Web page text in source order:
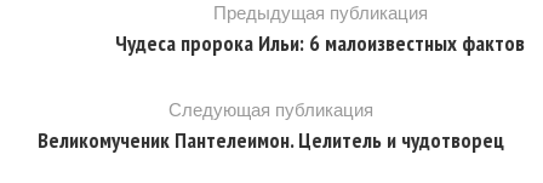
Предыдущая публикация
Чудеса пророка Ильи: 6 малоизвестных фактов
Следующая публикация
Великомученик Пантелеимон. Целитель и чудотворец